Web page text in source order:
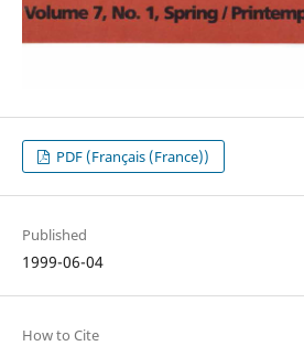
PDF (Français (France))
Published
1999-06-04
How to Cite